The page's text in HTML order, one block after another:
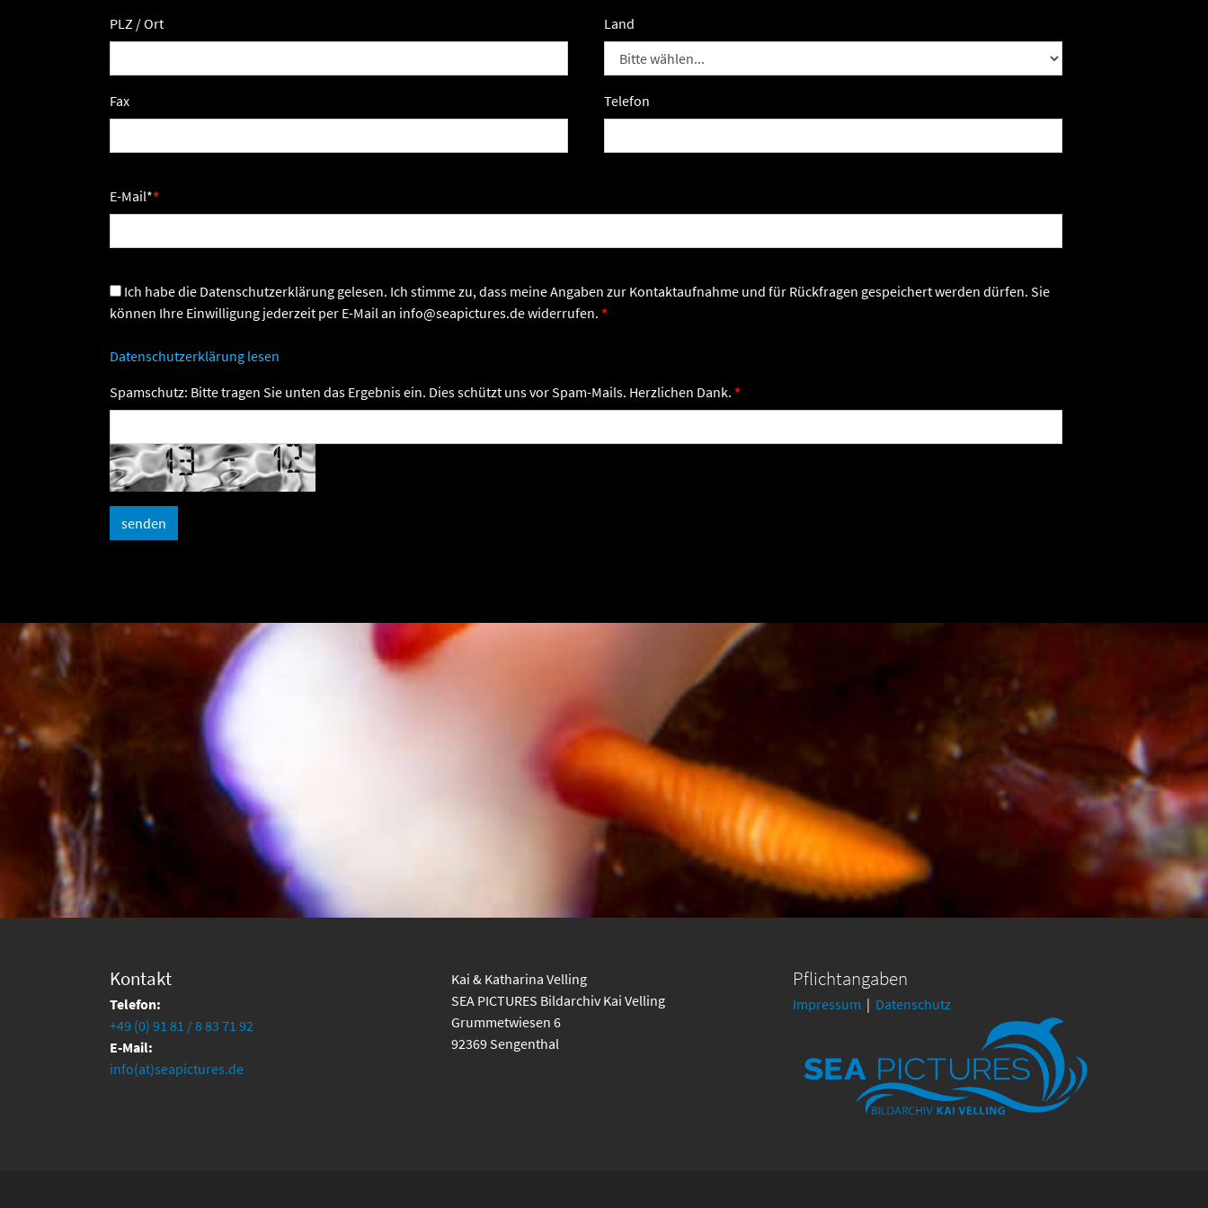
PLZ / Ort Land
Fax Telefon
E-Mail*
können Ihre Einwilligung jederzeit per E-Mail an info@seapictures.de widerrufen.
Datenschutzerklärung lesen
Spamschutz: Bitte tragen Sie unten das Ergebnis ein. Dies schützt uns vor Spam-Mails. Herzlichen Dank.
Kontakt
Telefon:
+49 (0) 91 81 / 8 83 71 92
E-Mail:
info(at)seapictures.de
Kai & Katharina Velling
SEA PICTURES Bildarchiv Kai Velling
Grummetwiesen 6
92369 Sengenthal
Pflichtangaben
Impressum | Datenschutz